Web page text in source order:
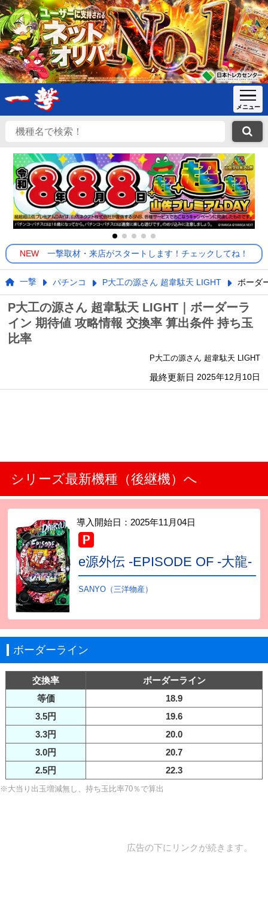
NEW 一撃取材・来店がスタートします！チェックしてね！
一撃 パチンコ P大工の源さん 超韋駄天 LIGHT ボーダ
P大工の源さん 超韋駄天 LIGHT｜ボーダーラ
イン 期待値 攻略情報 交換率 算出条件 持ち玉
比率
P大工の源さん 超韋駄天 LIGHT
最終更新日 2025年12月10日
シリーズ最新機種（後継機）へ
導入開始日： 2025年11月04日
e源外伝 -EPISODE OF -大龍-
SANYO（三洋物産）
ボーダーライン
交換率
ボーダーライン
等価
18.9
3.5円
19.6
3.3円
20.0
3.0円
20.7
2.5円
22.3
※大当り出玉増減無し、持ち玉比率70％で算出
広告の下にリンクが続きます。